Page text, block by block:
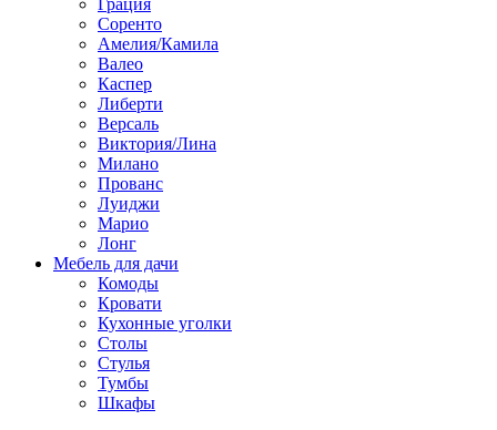
Грация
Соренто
Амелия/Камила
Валео
Каспер
Либерти
Версаль
Виктория/Лина
Милано
Прованс
Луиджи
Марио
Лонг
Мебель для дачи
Комоды
Кровати
Кухонные уголки
Столы
Стулья
Тумбы
Шкафы